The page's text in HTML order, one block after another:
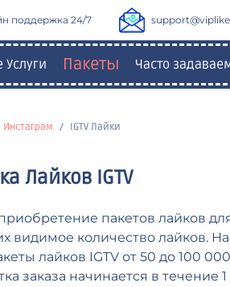
поддержка 24/7
Услуги Пакеты Часто
Инстаграм IGTV Лайки
Лайков IGTV
пакетов лайков
видимое количество лайков.
лайков IGTV от 50 до 100
заказа начинается в течение